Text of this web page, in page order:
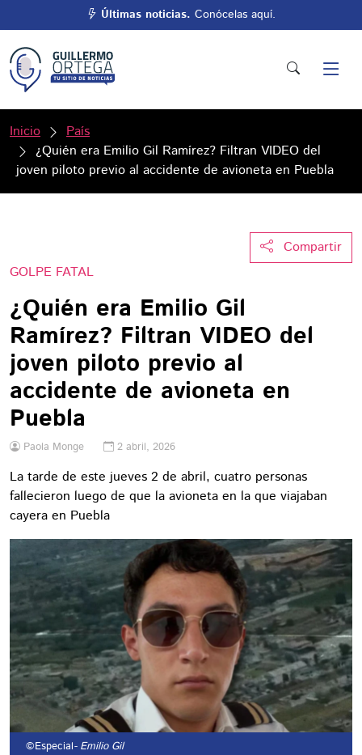
Últimas noticias. Conócelas aquí.
Inicio
País
¿Quién era Emilio Gil Ramírez? Filtran VIDEO del
joven piloto previo al accidente de avioneta en Puebla
Compartir
GOLPE FATAL
¿Quién era Emilio Gil
Ramírez? Filtran VIDEO del
joven piloto previo al
accidente de avioneta en
Puebla
Paola Monge 2 abril, 2026
La tarde de este jueves 2 de abril, cuatro personas
fallecieron luego de que la avioneta en la que viajaban
cayera en Puebla
©Especial- Emilio Gil